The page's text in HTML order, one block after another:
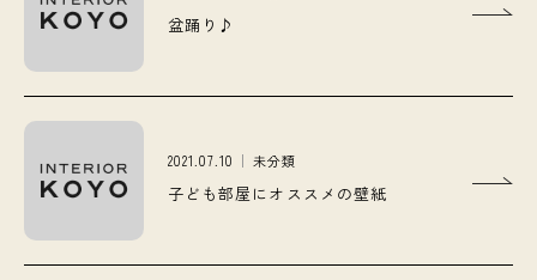
盆踊り♪
2021.07.10 未分類
子ども部屋にオススメの壁紙